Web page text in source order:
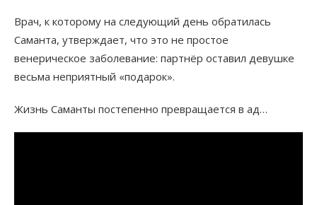
Врач, к которому на следующий день обратилась
Саманта, утверждает, что это не простое
венерическое заболевание: партнёр оставил девушке
весьма неприятный «подарок».
Жизнь Саманты постепенно превращается в ад…